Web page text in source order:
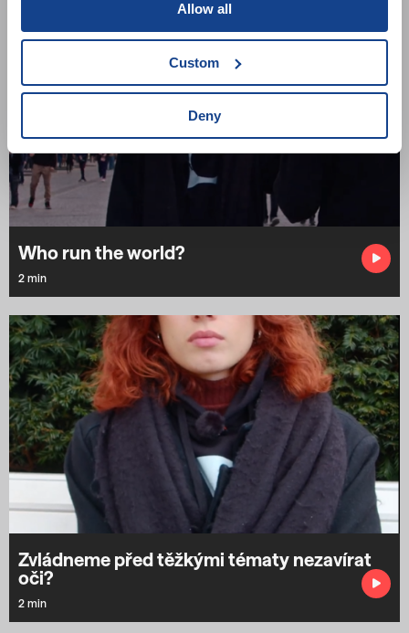
Allow all
Custom
Deny
Who run the world?
2 min
Zvládneme před těžkými tématy nezavírat
oči?
2 min